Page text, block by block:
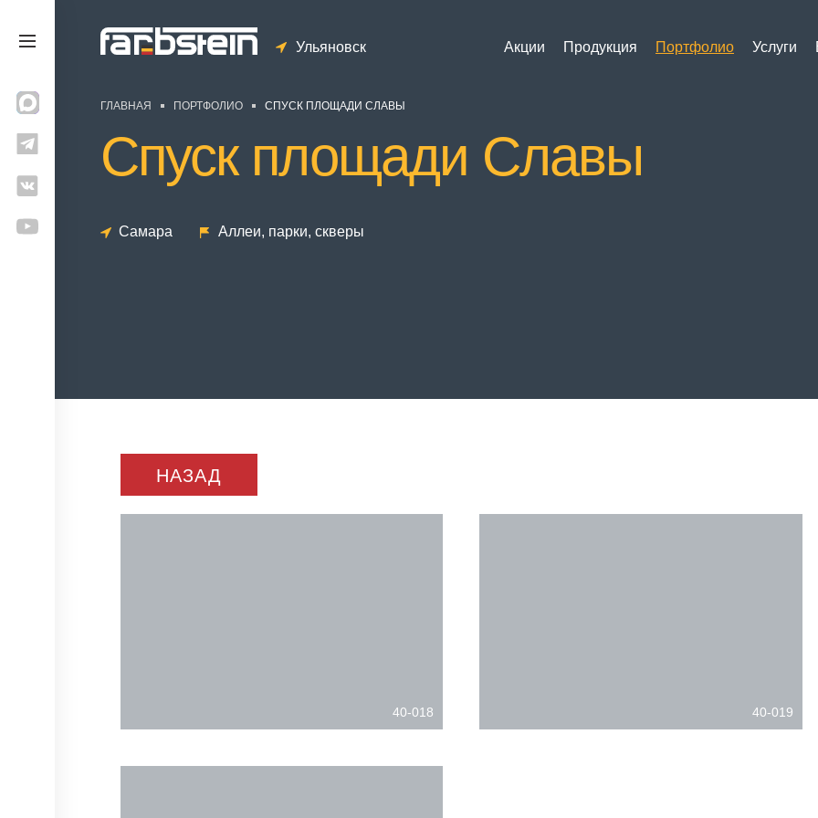
Ульяновск Акции Продукция Портфолио Услуги
ГЛАВНАЯ ПОРТФОЛИО СПУСК ПЛОЩАДИ СЛАВЫ
Спуск площади Славы
Самара Аллеи, парки, скверы
НАЗАД
40-018 40-019